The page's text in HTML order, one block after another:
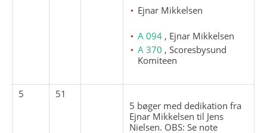
Ejnar Mikkelsen
A 094 , Ejnar Mikkelsen
A 370 , Scoresbysund
Komiteen
5
51
5 bøger med dedikation fra
Ejnar Mikkelsen til Jens
Nielsen. OBS: Se note